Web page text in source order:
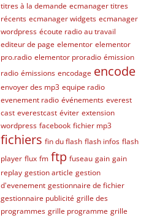
titres à la demande ecmanager titres
récents ecmanager widgets ecmanager
wordpress écoute radio au travail
editeur de page elementor elementor
pro.radio elementor proradio émission
radio émissions encodage encode
envoyer des mp3 equipe radio
evenement radio événements everest
cast everestcast éviter extension
wordpress facebook fichier mp3
fichiers fin du flash flash infos flash
player flux fm ftp fuseau gain gain
replay gestion article gestion
d'evenement gestionnaire de fichier
gestionnaire publicité grille des
programmes grille programme grille